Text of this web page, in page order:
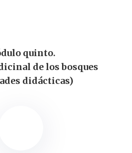
quinto.
de los bosques
didácticas)